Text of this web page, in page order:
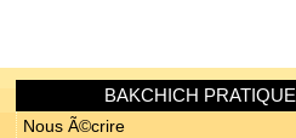
BAKCHICH PRATIQUE
Nous Ã©crire